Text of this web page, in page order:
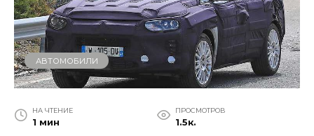
АВТОМОБИЛИ
НА ЧТЕНИЕ
1 мин
ПРОСМОТРОВ
1.5к.